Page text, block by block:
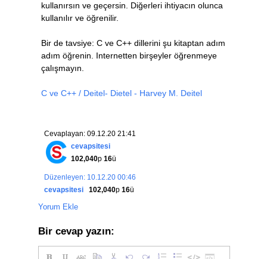
kullanırsın ve geçersin. Diğerleri ihtiyacın olunca
kullanılır ve öğrenilir.
Bir de tavsiye: C ve C++ dillerini şu kitaptan adım
adım öğrenin. Internetten birşeyler öğrenmeye
çalışmayın.
C ve C++ / Deitel- Dietel - Harvey M. Deitel
Cevaplayan: 09.12.20 21:41
cevapsitesi
102,040p 16ü
Düzenleyen: 10.12.20 00:46
cevapsitesi
102,040p 16ü
Yorum Ekle
Bir cevap yazın: